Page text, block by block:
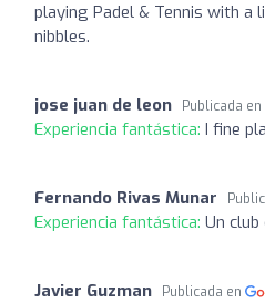
playing Padel & Tennis with
nibbles.
jose juan de leon Publicada en
Experiencia fantástica: I fine
Fernando Rivas Munar
Experiencia fantástica: Un club
Javier Guzman Publicada en